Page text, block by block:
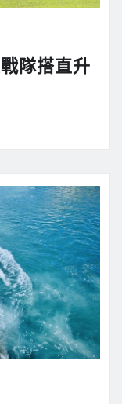
隊搭直升